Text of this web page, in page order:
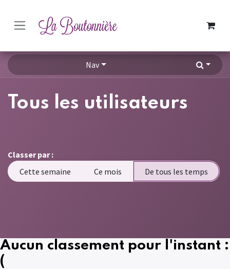
Nav
Tous les utilisateurs
Classer par :
Cette semaine
Ce mois De tous les temps
Aucun classement pour l'instant :
(